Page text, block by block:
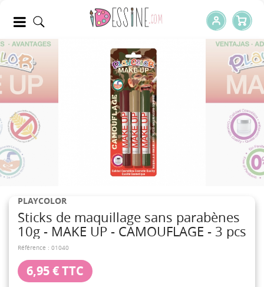
PLAYCOLOR
Sticks de maquillage sans parabènes
10g - MAKE UP - CAMOUFLAGE - 3 pcs
Référence : 01040
6,95 €TTC